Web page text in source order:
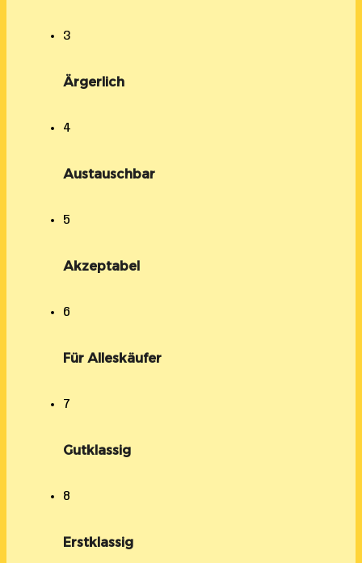
3
Ärgerlich
4
Austauschbar
5
Akzeptabel
6
Für Alleskäufer
7
Gutklassig
8
Erstklassig